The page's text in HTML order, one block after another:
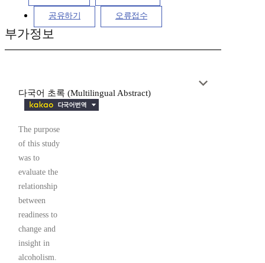
공유하기 오류접수
부가정보
다국어 초록 (Multilingual Abstract)
The purpose
of this study
was to
evaluate the
relationship
between
readiness to
change and
insight in
alcoholism.